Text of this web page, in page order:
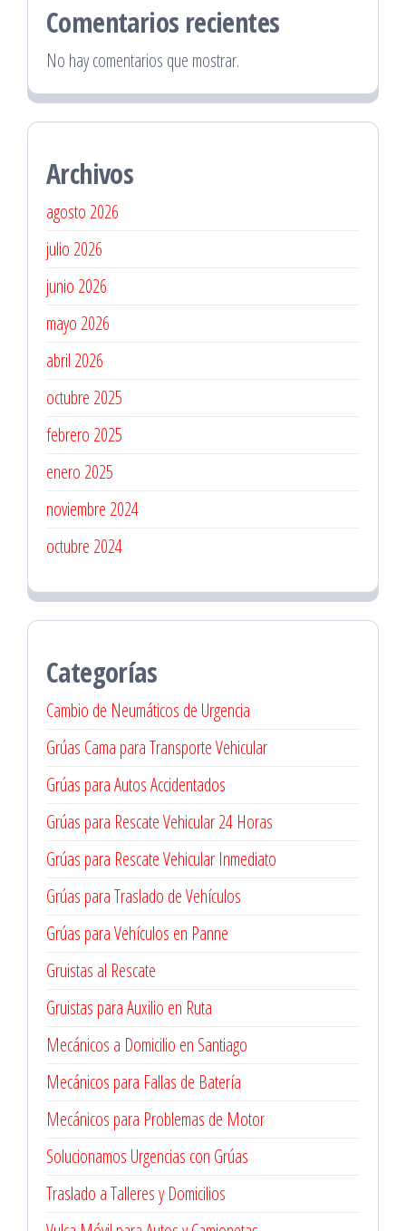
Comentarios recientes
No hay comentarios que mostrar.
Archivos
agosto 2026
julio 2026
junio 2026
mayo 2026
abril 2026
octubre 2025
febrero 2025
enero 2025
noviembre 2024
octubre 2024
Categorías
Cambio de Neumáticos de Urgencia
Grúas Cama para Transporte Vehicular
Grúas para Autos Accidentados
Grúas para Rescate Vehicular 24 Horas
Grúas para Rescate Vehicular Inmediato
Grúas para Traslado de Vehículos
Grúas para Vehículos en Panne
Gruistas al Rescate
Gruistas para Auxilio en Ruta
Mecánicos a Domicilio en Santiago
Mecánicos para Fallas de Batería
Mecánicos para Problemas de Motor
Solucionamos Urgencias con Grúas
Traslado a Talleres y Domicilios